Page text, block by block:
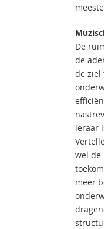
De
de
de ziel
leraar
wel de
meer